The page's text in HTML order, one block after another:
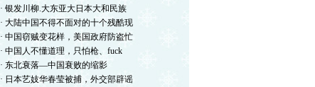
· 银发川柳.大东亚大日本大和民族
· 大陆中国不得不面对的十个残酷现
· 中国窃贼变花样，美国政府防盗忙
· 中国人不懂道理，只怕枪、fuck
· 东北衰落—中国衰败的缩影
· 日本艺妓华春莹被捕，外交部辟谣